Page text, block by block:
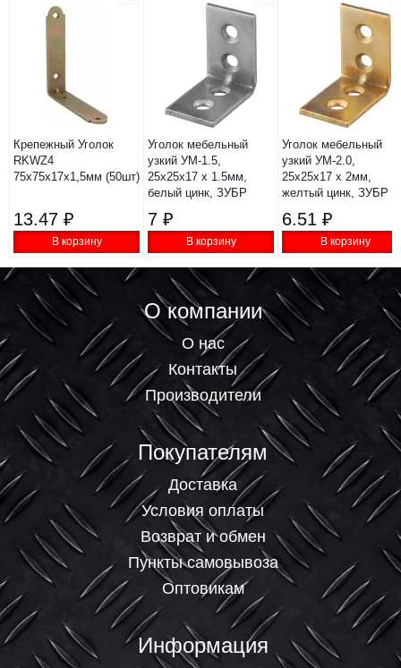
Крепежный Уголок
RKWZ4
75х75х17x1,5мм (50шт)
13.47 ₽
В корзину
Уголок мебельный
узкий УМ-1.5,
25х25х17 х 1.5мм,
белый цинк, ЗУБР
7 ₽
В корзину
Уголок мебельный
узкий УМ-2.0,
25х25х17 х 2мм,
желтый цинк, ЗУБР
6.51 ₽
В корзину
О компании
О нас
Контакты
Производители
Покупателям
Доставка
Условия оплаты
Возврат и обмен
Пункты самовывоза
Оптовикам
Информация